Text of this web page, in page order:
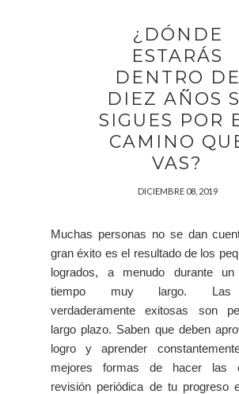
¿DÓNDE
ESTARÁS
DENTRO DE
DIEZ AÑOS
SIGUES POR
CAMINO
VAS?
DICIEMBRE 08, 2019
Muchas personas no se dan
gran éxito es el resultado de los
logrados, a menudo durante
tiempo muy largo. Las
verdaderamente exitosas son
largo plazo. Saben que deben
logro y aprender
mejores formas de hacer las
revisión periódica de tu progreso